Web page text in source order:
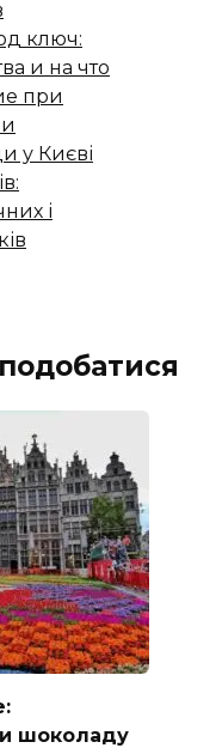
ключ:
и на что
при
у Києві
і
шоколаду